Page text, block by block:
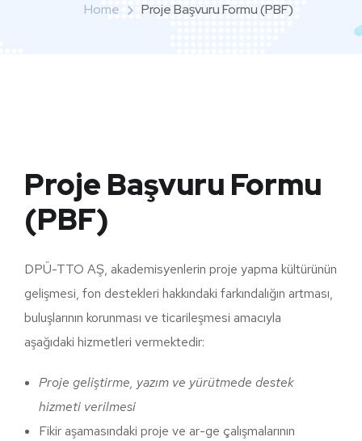
Home Proje Başvuru Formu (PBF)
Proje Başvuru Formu
(PBF)
DPÜ-TTO AŞ, akademisyenlerin proje yapma kültürünün
gelişmesi, fon destekleri hakkındaki farkındalığın artması,
buluşlarının korunması ve ticarileşmesi amacıyla
aşağıdaki hizmetleri vermektedir:
Proje geliştirme, yazım ve yürütmede destek
hizmeti verilmesi
Fikir aşamasındaki proje ve ar-ge çalışmalarının